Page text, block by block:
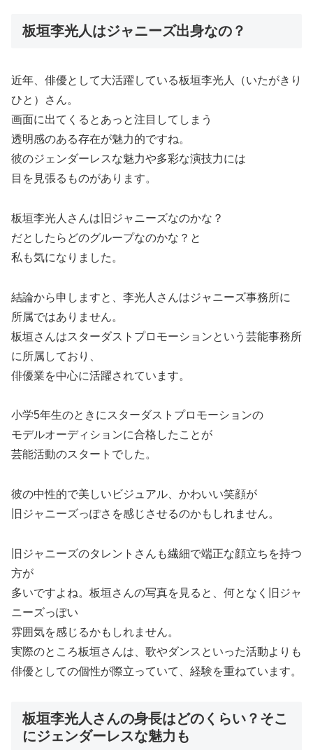
板垣李光人はジャニーズ出身なの？
近年、俳優として大活躍している板垣李光人（いたがきり
ひと）さん。
画面に出てくるとあっと注目してしまう
透明感のある存在が魅力的ですね。
彼のジェンダーレスな魅力や多彩な演技力には
目を見張るものがあります。
板垣李光人さんは旧ジャニーズなのかな？
だとしたらどのグループなのかな？と
私も気になりました。
結論から申しますと、李光人さんはジャニーズ事務所に
所属ではありません。
板垣さんはスターダストプロモーションという芸能事務所
に所属しており、
俳優業を中心に活躍されています。
小学5年生のときにスターダストプロモーションの
モデルオーディションに合格したことが
芸能活動のスタートでした。
彼の中性的で美しいビジュアル、かわいい笑顔が
旧ジャニーズっぽさを感じさせるのかもしれません。
旧ジャニーズのタレントさんも繊細で端正な顔立ちを持つ
方が
多いですよね。板垣さんの写真を見ると、何となく旧ジャ
ニーズっぽい
雰囲気を感じるかもしれません。
実際のところ板垣さんは、歌やダンスといった活動よりも
俳優としての個性が際立っていて、経験を重ねています。
板垣李光人さんの身長はどのくらい？そこ
にジェンダーレスな魅力も